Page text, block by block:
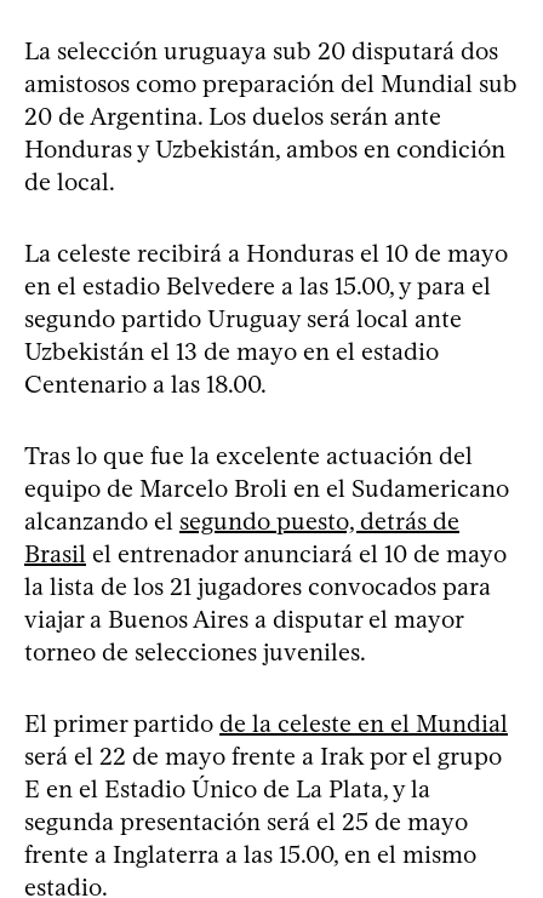
La selección uruguaya sub 20 disputará dos
amistosos como preparación del Mundial sub
20 de Argentina. Los duelos serán ante
Honduras y Uzbekistán, ambos en condición
de local.
La celeste recibirá a Honduras el 10 de mayo
en el estadio Belvedere a las 15.00, y para el
segundo partido Uruguay será local ante
Uzbekistán el 13 de mayo en el estadio
Centenario a las 18.00.
Tras lo que fue la excelente actuación del
equipo de Marcelo Broli en el Sudamericano
alcanzando el segundo puesto, detrás de
Brasil el entrenador anunciará el 10 de mayo
la lista de los 21 jugadores convocados para
viajar a Buenos Aires a disputar el mayor
torneo de selecciones juveniles.
El primer partido de la celeste en el Mundial
será el 22 de mayo frente a Irak por el grupo
E en el Estadio Único de La Plata, y la
segunda presentación será el 25 de mayo
frente a Inglaterra a las 15.00, en el mismo
estadio.